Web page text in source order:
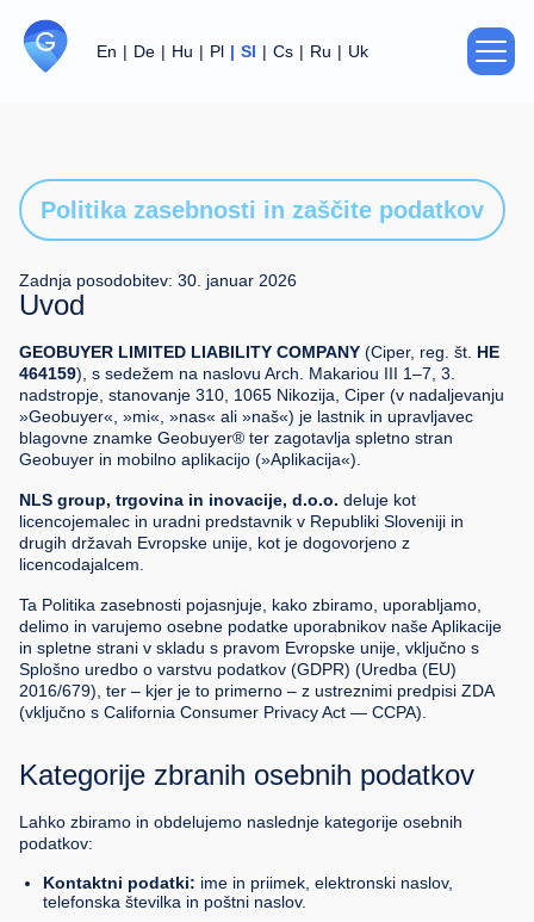
En De Hu Pl Sl Cs Ru Uk
Politika zasebnosti
Za partnerje
Stiki
Izbriši račun
Politika zasebnosti in zaščite podatkov
Zadnja posodobitev: 30. januar 2026
Uvod
GEOBUYER LIMITED LIABILITY COMPANY (Ciper, reg. št. HE
464159), s sedežem na naslovu Arch. Makariou III 1–7, 3.
nadstropje, stanovanje 310, 1065 Nikozija, Ciper (v nadaljevanju
»Geobuyer«, »mi«, »nas« ali »naš«) je lastnik in upravljavec
blagovne znamke Geobuyer® ter zagotavlja spletno stran
Geobuyer in mobilno aplikacijo (»Aplikacija«).
NLS group, trgovina in inovacije, d.o.o. deluje kot
licencojemalec in uradni predstavnik v Republiki Sloveniji in
drugih državah Evropske unije, kot je dogovorjeno z
licencodajalcem.
Ta Politika zasebnosti pojasnjuje, kako zbiramo, uporabljamo,
delimo in varujemo osebne podatke uporabnikov naše Aplikacije
in spletne strani v skladu s pravom Evropske unije, vključno s
Splošno uredbo o varstvu podatkov (GDPR) (Uredba (EU)
2016/679), ter – kjer je to primerno – z ustreznimi predpisi ZDA
(vključno s California Consumer Privacy Act — CCPA).
Kategorije zbranih osebnih podatkov
Lahko zbiramo in obdelujemo naslednje kategorije osebnih
podatkov:
Kontaktni podatki: ime in priimek, elektronski naslov,
telefonska številka in poštni naslov.